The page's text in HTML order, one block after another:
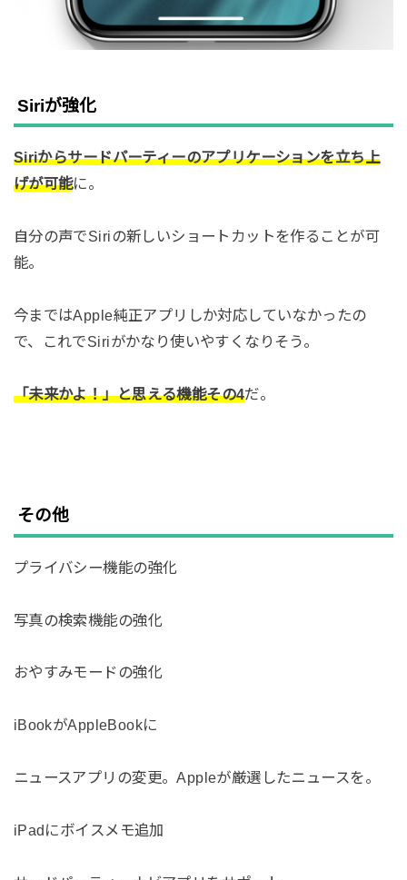
Siriが強化
Siriからサードパーティーのアプリケーションを立ち上
げが可能に。
自分の声でSiriの新しいショートカットを作ることが可
能。
今まではApple純正アプリしか対応していなかったの
で、これでSiriがかなり使いやすくなりそう。
「未来かよ！」と思える機能その4だ。
その他
プライバシー機能の強化
写真の検索機能の強化
おやすみモードの強化
iBookがAppleBookに
ニュースアプリの変更。Appleが厳選したニュースを。
iPadにボイスメモ追加